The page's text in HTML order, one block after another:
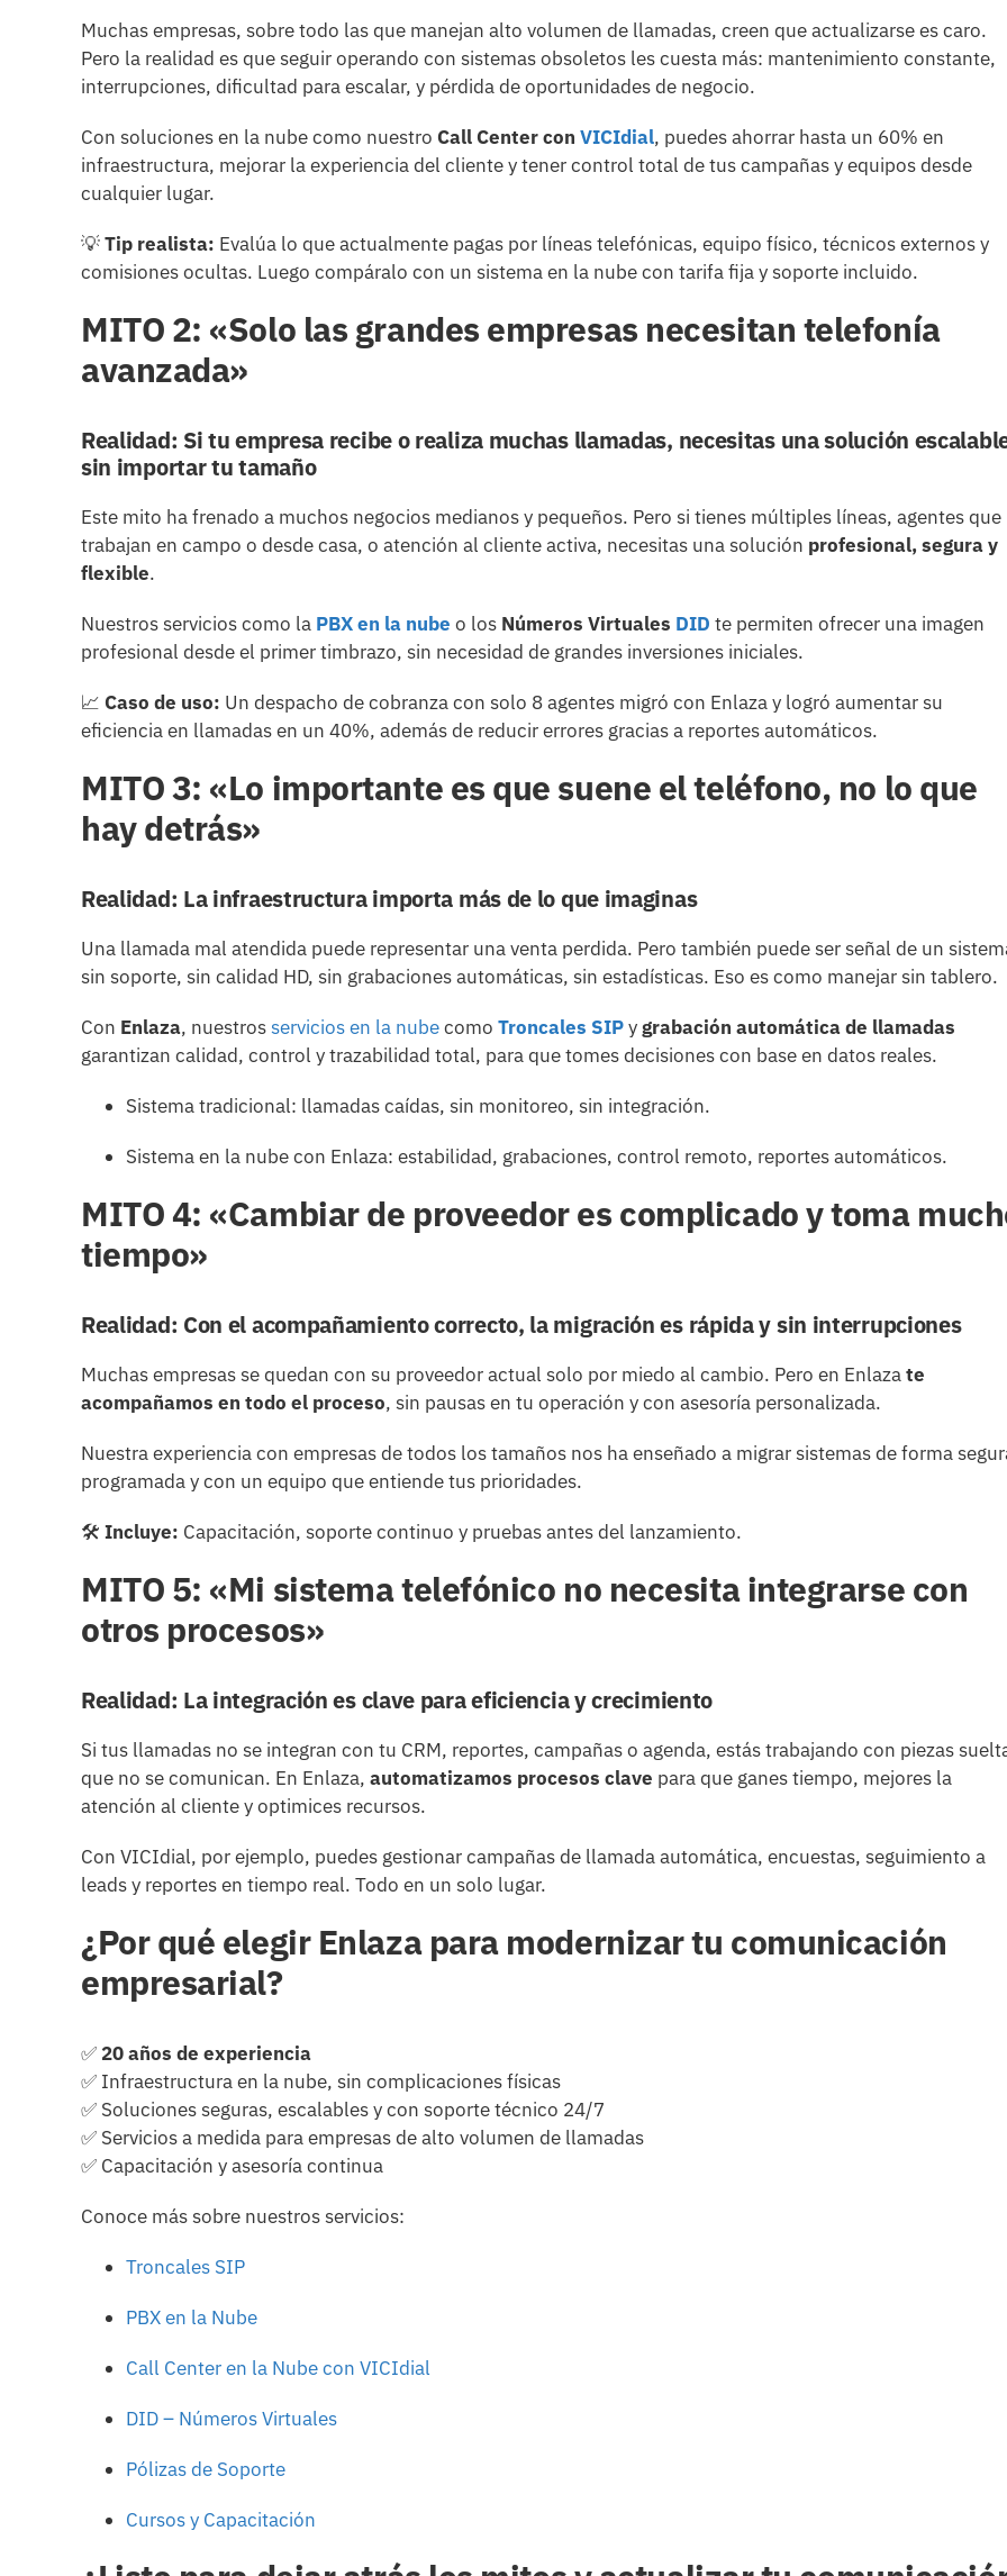
Muchas empresas, sobre todo las que manejan alto volumen de llamadas, creen que actualizarse es caro.
Pero la realidad es que seguir operando con sistemas obsoletos les cuesta más: mantenimiento constante,
interrupciones, dificultad para escalar, y pérdida de oportunidades de negocio.
Con soluciones en la nube como nuestro Call Center con VICIdial, puedes ahorrar hasta un 60% en
infraestructura, mejorar la experiencia del cliente y tener control total de tus campañas y equipos desde
cualquier lugar.
💡Tip realista: Evalúa lo que actualmente pagas por líneas telefónicas, equipo físico, técnicos externos y
comisiones ocultas. Luego compáralo con un sistema en la nube con tarifa fija y soporte incluido.
MITO 2: «Solo las grandes empresas necesitan telefonía
avanzada»
Realidad: Si tu empresa recibe o realiza muchas llamadas, necesitas una solución
sin importar tu tamaño
Este mito ha frenado a muchos negocios medianos y pequeños. Pero si tienes múltiples líneas, agentes que
trabajan en campo o desde casa, o atención al cliente activa, necesitas una solución profesional, segura y
flexible.
Nuestros servicios como la PBX en la nube o los Números Virtuales DID te permiten ofrecer una imagen
profesional desde el primer timbrazo, sin necesidad de grandes inversiones iniciales.
📈 Caso de uso: Un despacho de cobranza con solo 8 agentes migró con Enlaza y logró aumentar su
eficiencia en llamadas en un 40%, además de reducir errores gracias a reportes automáticos.
MITO 3: «Lo importante es que suene el teléfono, no lo que
hay detrás»
Realidad: La infraestructura importa más de lo que imaginas
Una llamada mal atendida puede representar una venta perdida. Pero también puede ser señal de un
sin soporte, sin calidad HD, sin grabaciones automáticas, sin estadísticas. Eso es como manejar sin tablero.
Con Enlaza, nuestrosservicios en la nubecomo Troncales SIPygrabación automática de llamadas
garantizan calidad, control y trazabilidad total, para que tomes decisiones con base en datos reales.
Sistema tradicional: llamadas caídas, sin monitoreo, sin integración.
Sistema en la nube con Enlaza: estabilidad, grabaciones, control remoto, reportes automáticos.
MITO 4: «Cambiar de proveedor es complicado y toma
tiempo»
Realidad: Con el acompañamiento correcto, la migración es rápida y sin interrupciones
Muchas empresas se quedan con su proveedor actual solo por miedo al cambio. Pero en Enlazate
acompañamos en todo el proceso, sin pausas en tu operación y con asesoría personalizada.
Nuestra experiencia con empresas de todos los tamaños nos ha enseñado a migrar sistemas de forma
programada y con un equipo que entiende tus prioridades.
🛠 Incluye: Capacitación, soporte continuo y pruebas antes del lanzamiento.
MITO 5: «Mi sistema telefónico no necesita integrarse con
otros procesos»
Realidad: La integración es clave para eficiencia y crecimiento
Si tus llamadas no se integran con tu CRM, reportes, campañas o agenda, estás trabajando con piezas
que no se comunican. En Enlaza, automatizamos procesos clave para que ganes tiempo, mejores la
atención al cliente y optimices recursos.
Con VICIdial, por ejemplo, puedes gestionar campañas de llamada automática, encuestas, seguimiento a
leads y reportes en tiempo real. Todo en un solo lugar.
¿Por qué elegir Enlaza para modernizar tu comunicación
empresarial?
✅ 20 años de experiencia
✅ Infraestructura en la nube, sin complicaciones físicas
✅ Soluciones seguras, escalables y con soporte técnico 24/7
✅ Servicios a medida para empresas de alto volumen de llamadas
✅ Capacitación y asesoría continua
Conoce más sobre nuestros servicios:
Troncales SIP
PBX en la Nube
Call Center en la Nube con VICIdial
DID – Números Virtuales
Pólizas de Soporte
Cursos y Capacitación